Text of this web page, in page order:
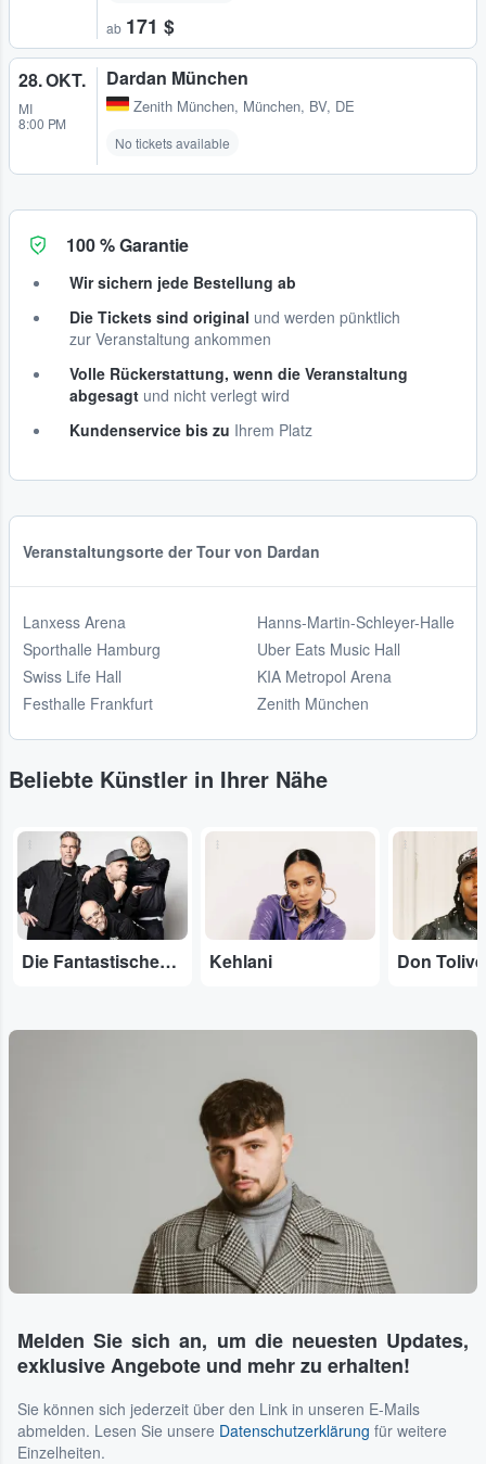
ab 171 $
28. OKT.
MI
8:00 PM
Dardan München
Zenith München, München, BV, DE
No tickets available
100 % Garantie
Wir sichern jede Bestellung ab
Die Tickets sind original und werden pünktlich
zur Veranstaltung ankommen
Volle Rückerstattung, wenn die Veranstaltung
abgesagt und nicht verlegt wird
Kundenservice bis zu Ihrem Platz
Veranstaltungsorte der Tour von Dardan
Lanxess Arena
Sporthalle Hamburg
Swiss Life Hall
Festhalle Frankfurt
Hanns-Martin-Schleyer-Halle
Uber Eats Music Hall
KIA Metropol Arena
Zenith München
Beliebte Künstler in Ihrer Nähe
Die Fantastischen Vier Kehlani Don
Melden Sie sich an, um die neuesten Updates,
exklusive Angebote und mehr zu erhalten!
Sie können sich jederzeit über den Link in unseren E-Mails
abmelden. Lesen Sie unsere Datenschutzerklärung für weitere
Einzelheiten.